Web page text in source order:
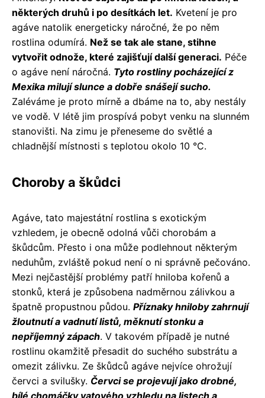
některých druhů i po desítkách let. Kvetení je pro
agáve natolik energeticky náročné, že po něm
rostlina odumírá. Než se tak ale stane, stihne
vytvořit odnože, které zajišťují další generaci. Péče
o agáve není náročná. Tyto rostliny pocházející z
Mexika milují slunce a dobře snášejí sucho.
Zaléváme je proto mírně a dbáme na to, aby nestály
ve vodě. V létě jim prospívá pobyt venku na slunném
stanovišti. Na zimu je přeneseme do světlé a
chladnější místnosti s teplotou okolo 10 °C.
Choroby a škůdci
Agáve, tato majestátní rostlina s exotickým
vzhledem, je obecně odolná vůči chorobám a
škůdcům. Přesto i ona může podlehnout některým
neduhům, zvláště pokud není o ni správně pečováno.
Mezi nejčastější problémy patří hniloba kořenů a
stonků, která je způsobena nadměrnou zálivkou a
špatně propustnou půdou. Příznaky hniloby zahrnují
žloutnutí a vadnutí listů, měknutí stonku a
nepříjemný zápach. V takovém případě je nutné
rostlinu okamžitě přesadit do suchého substrátu a
omezit zálivku. Ze škůdců agáve nejvíce ohrožují
červci a svilušky. Červci se projevují jako drobné,
bílé chomáčky vatového vzhledu na listech a